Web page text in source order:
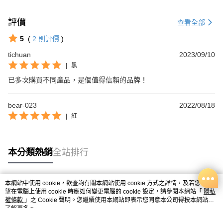
評價 查看全部
5 ( 2 則評價 )
tichuan
2023/09/10
黑
已多次購買不同產品，是個值得信賴的品牌！
bear-023 2022/08/18
紅
本分類熱銷全站排行
熱門標籤
本網站中使用 cookie，欲查詢有關本網站使用 cookie 方式之詳情，及若您不希
望在電腦上使用 cookie 時應如何變更電腦的 cookie 設定，請參閱本網站「 隱私
權條款 」之 Cookie 聲明。您繼續使用本網站即表示您同意本公司得按本網站使